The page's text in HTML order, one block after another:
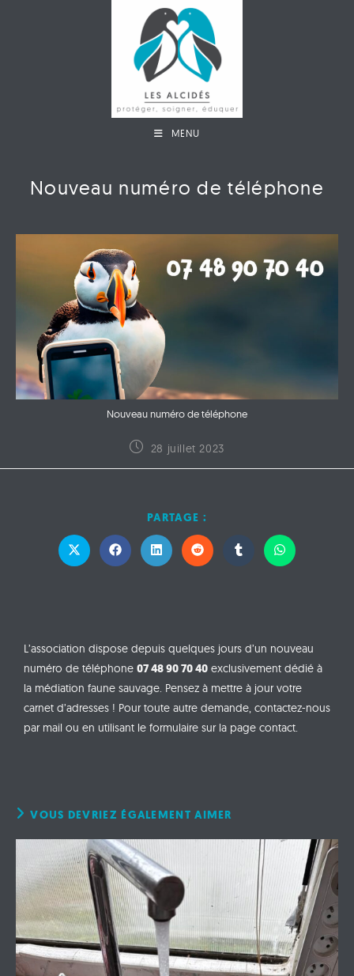
MENU
Nouveau numéro de téléphone
Nouveau numéro de téléphone
28 juillet 2023
PARTAGE :
L’association dispose depuis quelques jours d’un nouveau
numéro de téléphone 07 48 90 70 40 exclusivement dédié à
la médiation faune sauvage. Pensez à mettre à jour votre
carnet d’adresses ! Pour toute autre demande, contactez-nous
par mail ou en utilisant le formulaire sur la page contact.
VOUS DEVRIEZ ÉGALEMENT AIMER